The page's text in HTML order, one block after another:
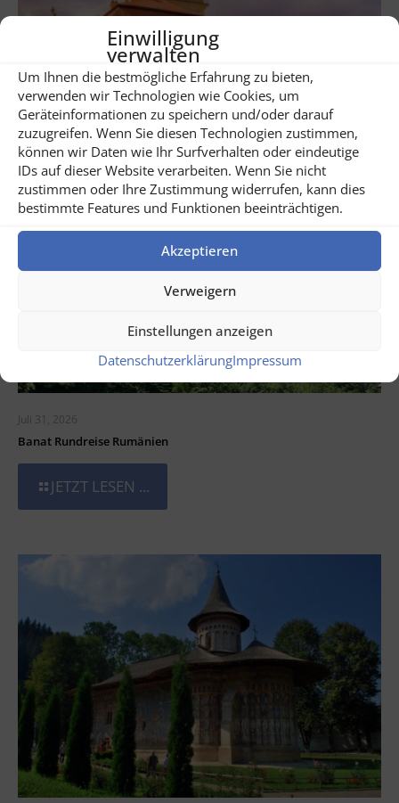
Einwilligung
verwalten
Um Ihnen die bestmögliche Erfahrung zu bieten,
verwenden wir Technologien wie Cookies, um
Geräteinformationen zu speichern und/oder darauf
zuzugreifen. Wenn Sie diesen Technologien zustimmen,
können wir Daten wie Ihr Surfverhalten oder eindeutige
IDs auf dieser Website verarbeiten. Wenn Sie nicht
zustimmen oder Ihre Zustimmung widerrufen, kann dies
bestimmte Features und Funktionen beeinträchtigen.
Akzeptieren
Verweigern
Einstellungen anzeigen
DatenschutzerklärungImpressum
Share
Related posts
Juli 31, 2026
Banat Rundreise Rumänien
JETZT LESEN ...